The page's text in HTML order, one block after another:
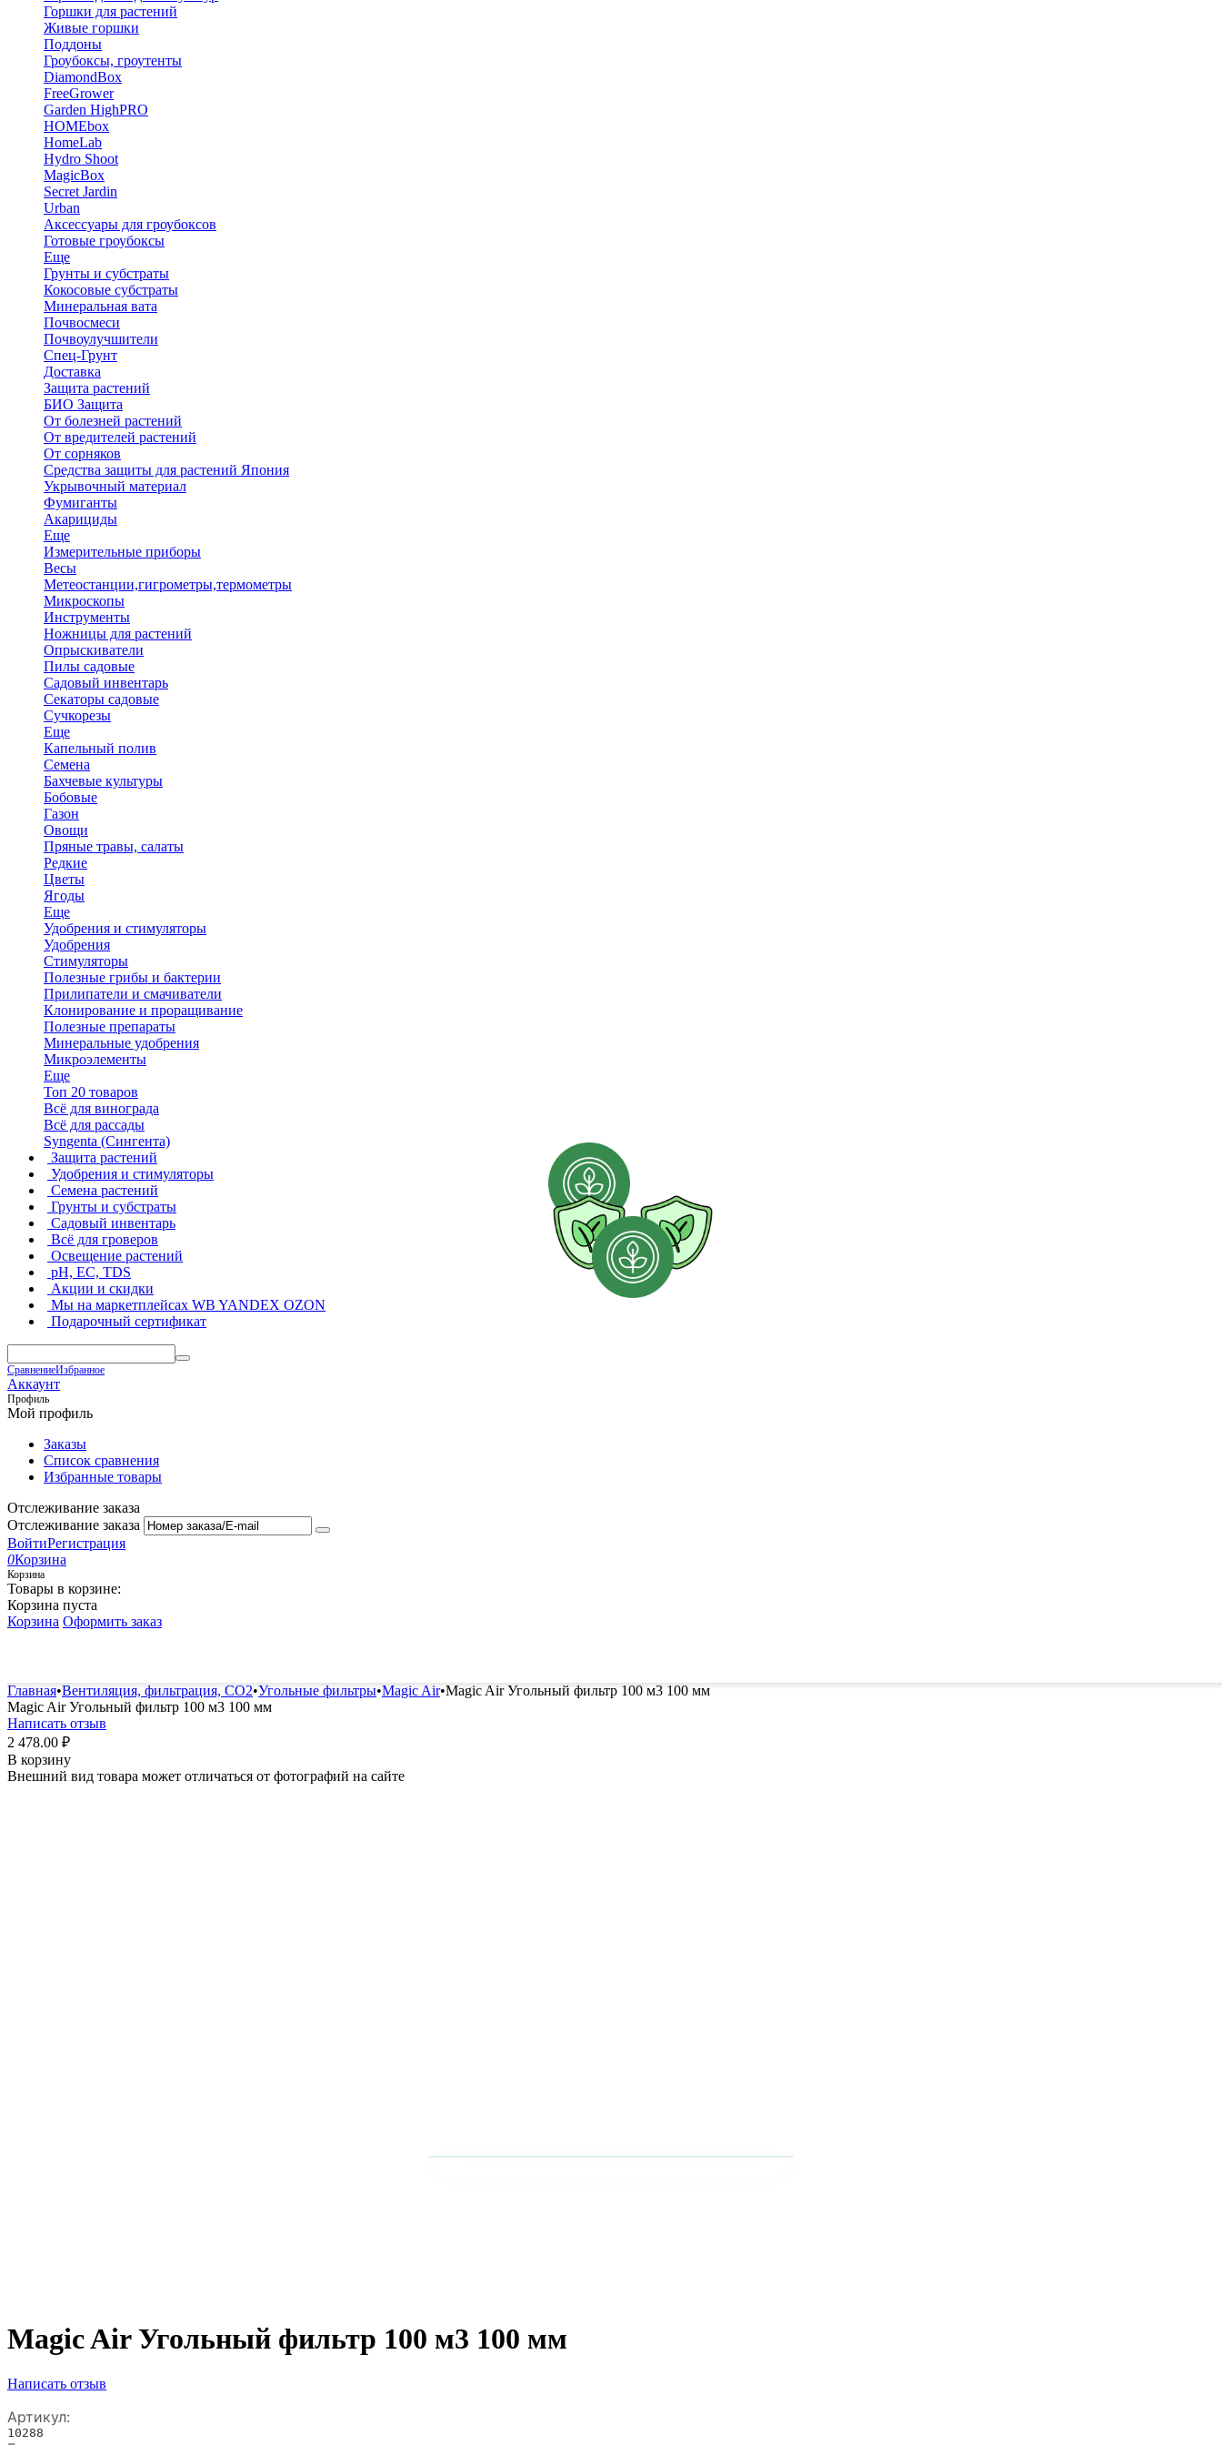
Горшки для растений
Живые горшки
Поддоны
Гроубоксы, гроутенты
DiamondBox
FreeGrower
Garden HighPRO
HOMEbox
HomeLab
Hydro Shoot
MagicBox
Secret Jardin
Urban
Аксессуары для гроубоксов
Готовые гроубоксы
Еще
Грунты и субстраты
Кокосовые субстраты
Минеральная вата
Почвосмеси
Почвоулучшители
Спец-Грунт
Доставка
Защита растений
БИО Защита
От болезней растений
От вредителей растений
От сорняков
Средства защиты для растений Япония
Укрывочный материал
Фумиганты
Акарициды
Еще
Измерительные приборы
Весы
Метеостанции,гигрометры,термометры
Микроскопы
Инструменты
Ножницы для растений
Опрыскиватели
Пилы садовые
Садовый инвентарь
Секаторы садовые
Сучкорезы
Еще
Капельный полив
Семена
Бахчевые культуры
Бобовые
Газон
Овощи
Пряные травы, салаты
Редкие
Цветы
Ягоды
Еще
Удобрения и стимуляторы
Удобрения
Стимуляторы
Полезные грибы и бактерии
Прилипатели и смачиватели
Клонирование и проращивание
Полезные препараты
Минеральные удобрения
Микроэлементы
Еще
Топ 20 товаров
Всё для винограда
Всё для рассады
Syngenta (Сингента)
Защита растений
Удобрения и стимуляторы
Семена растений
Грунты и субстраты
Садовый инвентарь
Всё для гроверов
Освещение растений
pH, EC, TDS
Акции и скидки
Мы на маркетплейсах WB YANDEX OZON
Подарочный сертификат
СравнениеИзбранное
Профиль
Аккаунт
Мой профиль
Заказы
Список сравнения
Избранные товары
Отслеживание заказа
Отслеживание заказа
ВойтиРегистрация
Корзина
0Корзина
Товары в корзине:
Корзина пуста
Корзина Оформить заказ
Главная•Вентиляция, фильтрация, CO2•Угольные фильтры•Magic Air•Magic Air Угольный фильтр 100 м3 100 мм
Magic Air Угольный фильтр 100 м3 100 мм
Написать отзыв
2 478.00 ₽
В корзину
Внешний вид товара может отличаться от фотографий на сайте
Magic Air Угольный фильтр 100 м3 100 мм
Написать отзыв
Артикул:
10288